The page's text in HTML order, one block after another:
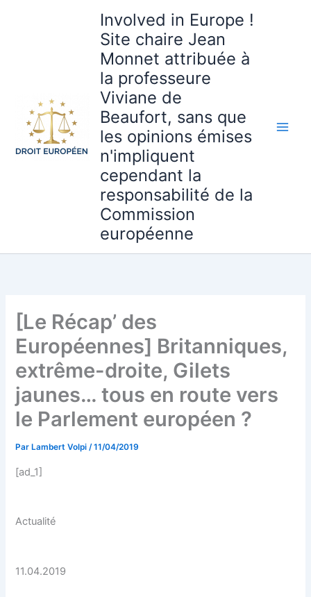
Involved in Europe !
Site chaire Jean
Monnet attribuée à
la professeure
Viviane de
Beaufort, sans que
les opinions émises
n'impliquent
cependant la
responsabilité de la
Commission
européenne
[Le Récap’ des
Européennes] Britanniques,
extrême-droite, Gilets
jaunes… tous en route vers
le Parlement européen ?
Par Lambert Volpi/11/04/2019
[ad_1]
Actualité
11.04.2019